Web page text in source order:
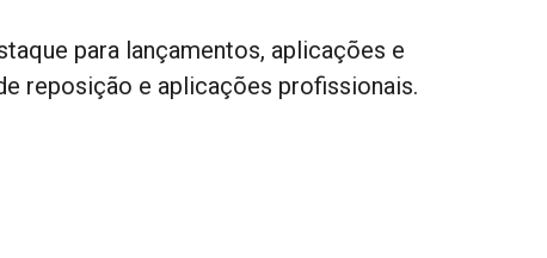
para lançamentos, aplicações e
reposição e aplicações profissionais.